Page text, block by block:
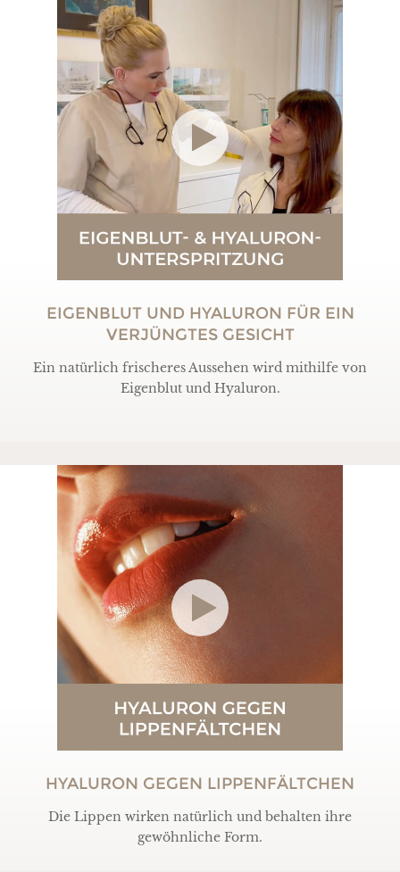
EIGENBLUT UND HYALURON FÜR EIN
VERJÜNGTES GESICHT
Ein natürlich frischeres Aussehen wird mithilfe von
Eigenblut und Hyaluron.
HYALURON GEGEN LIPPENFÄLTCHEN
Die Lippen wirken natürlich und behalten ihre
gewöhnliche Form.